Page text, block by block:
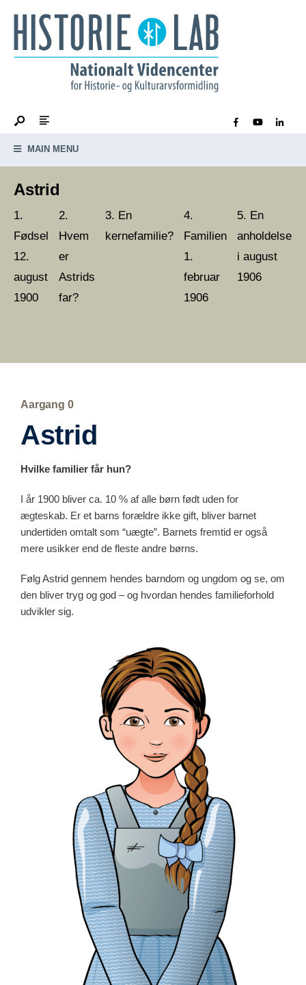
MAIN MENU
Astrid
Fødsel
12.
august
1900
Hvem
er
Astrids
far?
En
kernefamilie?
Familien
1.
februar
1906
En
anholdelse
i august
1906
Aargang 0
Astrid
Hvilke familier får hun?
I år 1900 bliver ca. 10 % af alle børn født uden for
ægteskab. Er et barns forældre ikke gift, bliver barnet
undertiden omtalt som “uægte”. Barnets fremtid er også
mere usikker end de fleste andre børns.
Følg Astrid gennem hendes barndom og ungdom og se, om
den bliver tryg og god – og hvordan hendes familieforhold
udvikler sig.